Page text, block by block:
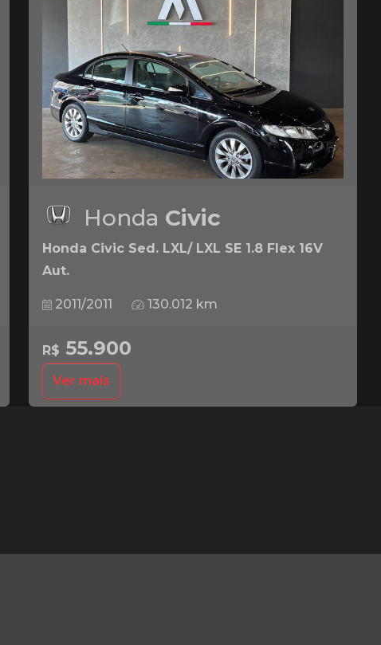
Honda Civic
Honda Civic Sed. LXL/ LXL SE 1.8 Flex 16V
Aut.
2011/2011 130.012 km
R$ 55.900
Ver mais